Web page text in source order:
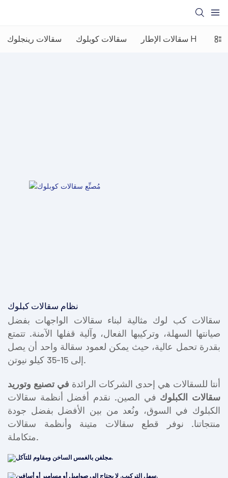
سقالات رينجلوك سقالات كوبلوك سقالات الإطار H
نظام سقالات كبلوك
سقالات كب لوك مثالية لبناء سقالات الواجهات بفضل
صيانتها السهلة، وتركيبها الفعال، وآلية قفلها الآمنة. تتمتع
بقدرة تحمل عالية، حيث يمكن لعمود سقالة واحد أن يصل
إلى 15-35 كيلو نيوتن.
أنتا للسقالات هي إحدى الشركات الرائدة في تصنيع وتوريد
سقالات الكبلوك في الصين. نقدم أفضل أنظمة سقالات
الكبلوك في السوق، ونُعد من بين الأفضل بفضل جودة
منتجاتنا. نوفر قطع سقالات متينة وأنظمة سقالات
متكاملة.
مجلفن بالغمس الساخن ومقاوم للتآكل.
سهل التركيب. لا يحتاج إلى صواميل أو مسامير أو أسافين.